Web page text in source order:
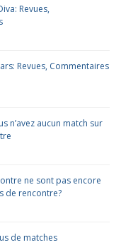
Revues,
Revues, Commentaires
n’avez aucun match sur
ne sont pas encore
de rencontre?
de matches